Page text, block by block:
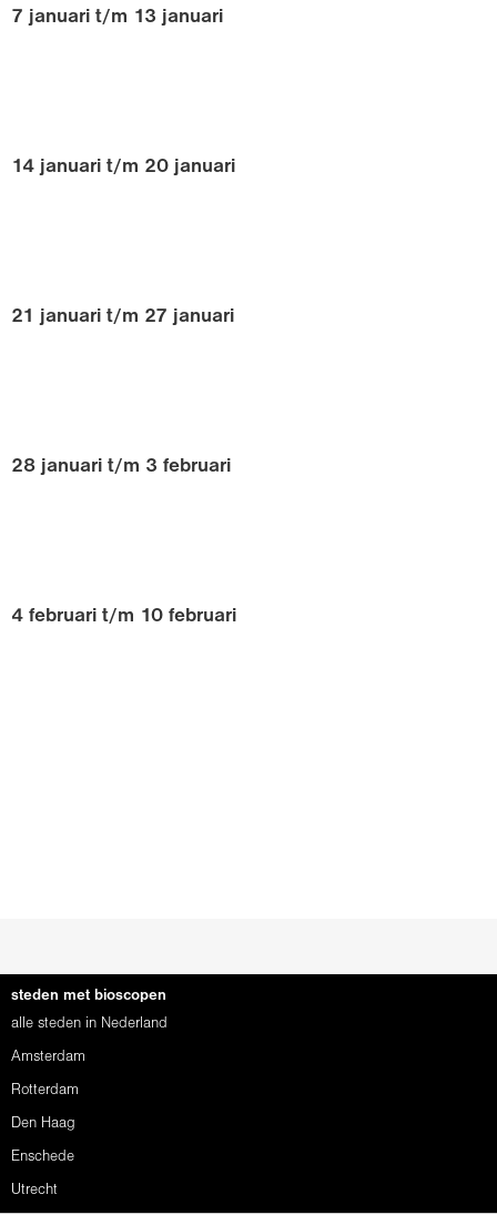
7 januari t/m 13 januari
14 januari t/m 20 januari
21 januari t/m 27 januari
28 januari t/m 3 februari
4 februari t/m 10 februari
steden met bioscopen
alle steden in Nederland
Amsterdam
Rotterdam
Den Haag
Enschede
Utrecht